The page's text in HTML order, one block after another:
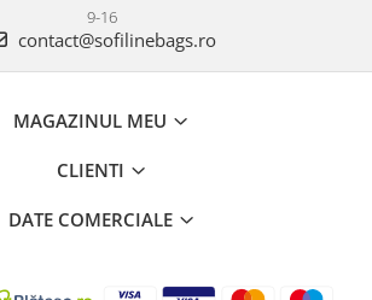
9-16
contact@sofilinebags.ro
MAGAZINUL MEU
CLIENTI
DATE COMERCIALE